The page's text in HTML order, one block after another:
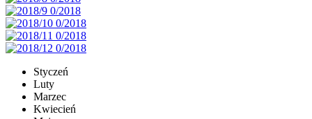
Styczeń
Luty
Marzec
Kwiecień